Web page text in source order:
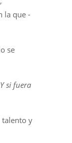
la que -
se
si fuera
talento y